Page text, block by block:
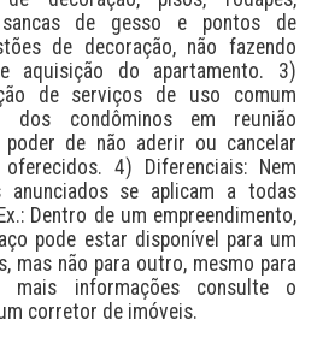
de gesso e pontos de
de decoração, não fazendo
aquisição do apartamento. 3)
de serviços de uso comum
dos condôminos em reunião
poder de não aderir ou cancelar
4) Diferenciais: Nem
se aplicam a todas
Dentro de um empreendimento,
pode estar disponível para um
mas não para outro, mesmo para
mais informações consulte o
corretor de imóveis.